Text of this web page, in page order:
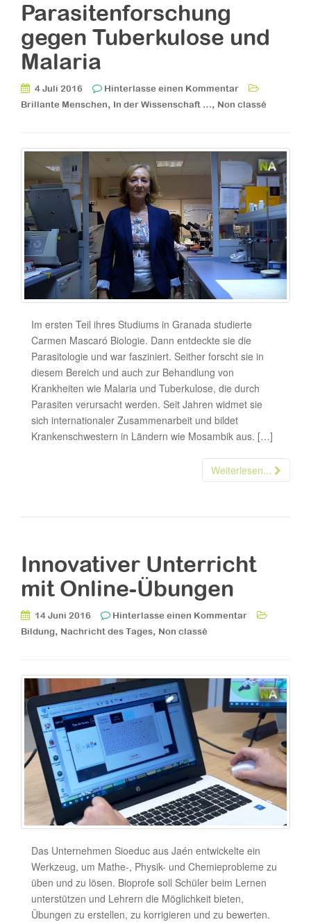
Parasitenforschung
gegen Tuberkulose und
Malaria
4 Juli 2016
Hinterlasse einen Kommentar
Brillante Menschen, In der Wissenschaft …, Non classé
Im ersten Teil ihres Studiums in Granada studierte
Carmen Mascaró Biologie. Dann entdeckte sie die
Parasitologie und war fasziniert. Seither forscht sie in
diesem Bereich und auch zur Behandlung von
Krankheiten wie Malaria und Tuberkulose, die durch
Parasiten verursacht werden. Seit Jahren widmet sie
sich internationaler Zusammenarbeit und bildet
Krankenschwestern in Ländern wie Mosambik aus. […]
Weiterlesen...
Innovativer Unterricht
mit Online-Übungen
14 Juni 2016
Hinterlasse einen Kommentar
Bildung, Nachricht des Tages, Non classé
Das Unternehmen Sioeduc aus Jaén entwickelte ein
Werkzeug, um Mathe-, Physik- und Chemieprobleme zu
üben und zu lösen. Bioprofe soll Schüler beim Lernen
unterstützen und Lehrern die Möglichkeit bieten,
Übungen zu erstellen, zu korrigieren und zu bewerten.